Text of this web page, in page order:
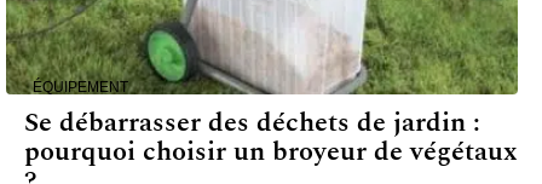
ÉQUIPEMENT
Se débarrasser des déchets de jardin :
pourquoi choisir un broyeur de végétaux